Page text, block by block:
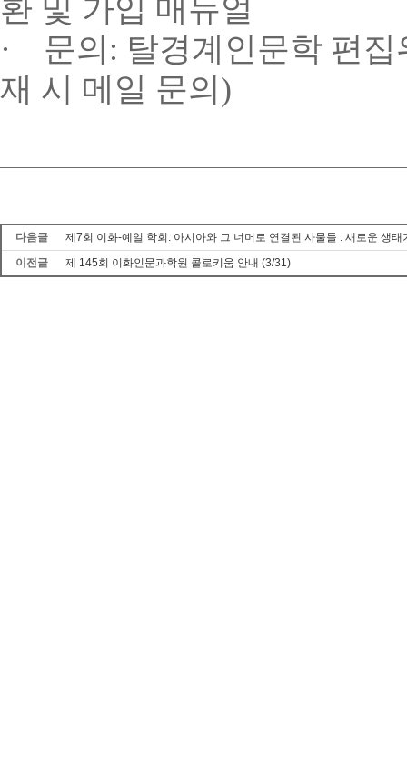
환 및 가입 매뉴얼
· 문의 : 탈경계인문학 편집
재 시 메일 문의 )
다음글
제7회 이화-예일 학회: 아시아와 그 너머로 연결된 사물들 : 새로운 생
이전글
제 145회 이화인문과학원 콜로키움 안내 (3/31)